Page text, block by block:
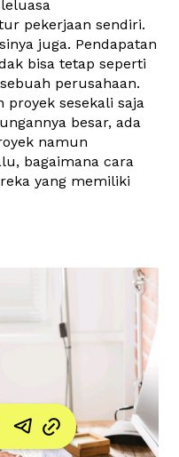
pekerjaan sendiri.
juga. Pendapatan
bisa tetap seperti
perusahaan.
proyek sesekali saja
besar, ada
namun
bagaimana cara
yang memiliki